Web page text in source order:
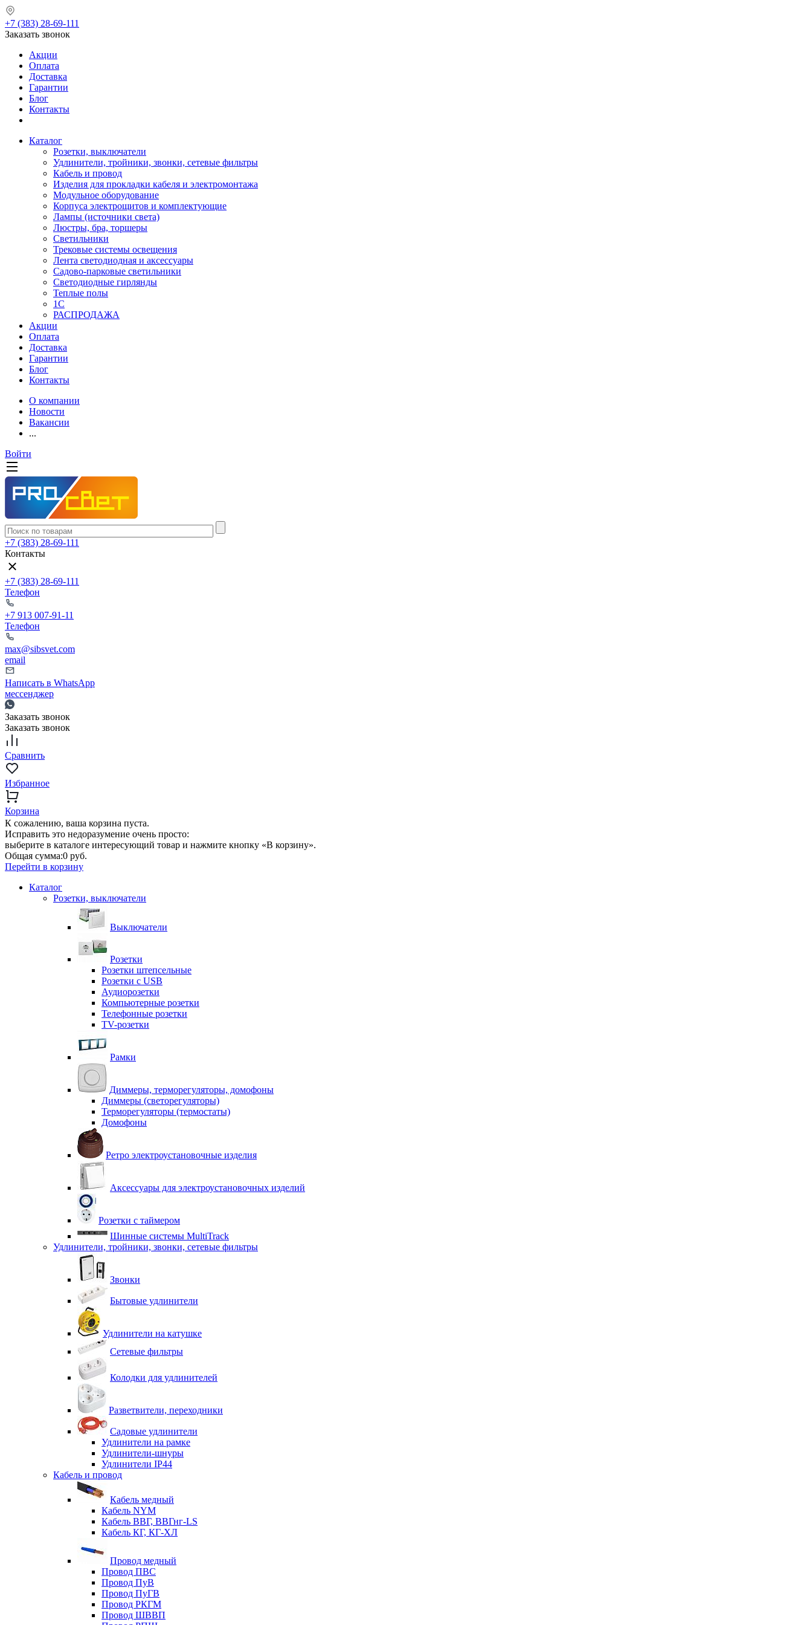
+7 (383) 28-69-111
Заказать звонок
Акции
Оплата
Доставка
Гарантии
Блог
Контакты
Каталог
Розетки, выключатели
Удлинители, тройники, звонки, сетевые фильтры
Кабель и провод
Изделия для прокладки кабеля и электромонтажа
Модульное оборудование
Корпуса электрощитов и комплектующие
Лампы (источники света)
Люстры, бра, торшеры
Светильники
Трековые системы освещения
Лента светодиодная и аксессуары
Садово-парковые светильники
Светодиодные гирлянды
Теплые полы
1С
РАСПРОДАЖА
Акции
Оплата
Доставка
Гарантии
Блог
Контакты
О компании
Новости
Вакансии
...
Войти
+7 (383) 28-69-111
Контакты
+7 (383) 28-69-111
Телефон
+7 913 007-91-11
Телефон
max@sibsvet.com
email
Написать в WhatsApp
мессенджер
Заказать звонок
Заказать звонок
Сравнить
Избранное
Корзина
К сожалению, ваша корзина пуста.
Исправить это недоразумение очень просто:
выберите в каталоге интересующий товар и нажмите кнопку «В корзину».
Общая сумма:0 руб.
Перейти в корзину
Каталог
Розетки, выключатели
Выключатели
Розетки
Розетки штепсельные
Розетки с USB
Аудиорозетки
Компьютерные розетки
Телефонные розетки
TV-розетки
Рамки
Диммеры, терморегуляторы, домофоны
Диммеры (светорегуляторы)
Терморегуляторы (термостаты)
Домофоны
Ретро электроустановочные изделия
Аксессуары для электроустановочных изделий
Розетки с таймером
Шинные системы MultiTrack
Удлинители, тройники, звонки, сетевые фильтры
Звонки
Бытовые удлинители
Удлинители на катушке
Сетевые фильтры
Колодки для удлинителей
Разветвители, переходники
Садовые удлинители
Удлинители на рамке
Удлинители-шнуры
Удлинители IP44
Кабель и провод
Кабель медный
Кабель NYM
Кабель ВВГ, ВВГнг-LS
Кабель КГ, КГ-ХЛ
Провод медный
Провод ПВС
Провод ПуВ
Провод ПуГВ
Провод РКГМ
Провод ШВВП